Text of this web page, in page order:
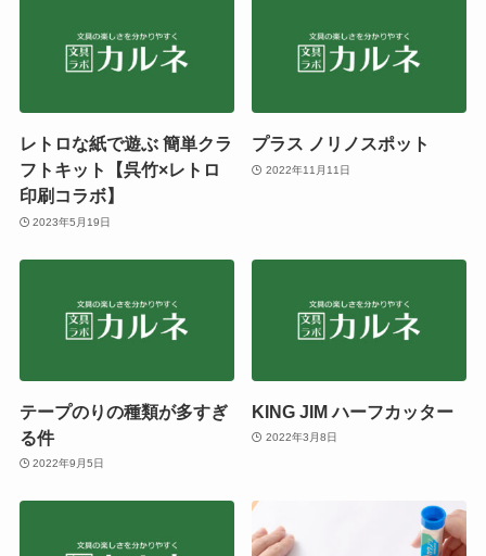
レトロな紙で遊ぶ 簡単クラ
フトキット【呉竹×レトロ
印刷コラボ】
2023年5月19日
プラス ノリノスポット
2022年11月11日
テープのりの種類が多すぎ
る件
2022年9月5日
KING JIM ハーフカッター
2022年3月8日